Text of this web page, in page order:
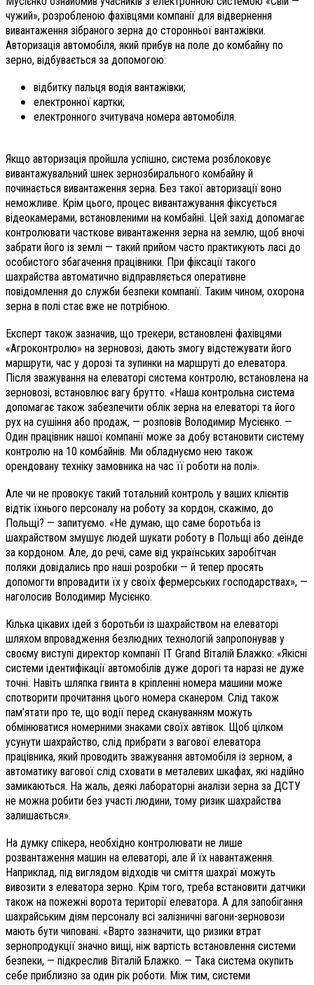
чужий», розробленою фахівцями компанії для відвернення
вивантаження зібраного зерна до сторонньої вантажівки.
Авторизація автомобіля, який прибув на поле до комбайну по
зерно, відбувається за допомогою:
відбитку пальця водія вантажівки;
електронної картки;
електронного зчитувача номера автомобіля.
Якщо авторизація пройшла успішно, система розблоковує
вивантажувальний шнек зернозбирального комбайну й
починається вивантаження зерна. Без такої авторизації воно
неможливе. Крім цього, процес вивантажування фіксується
відеокамерами, встановленими на комбайні. Цей захід допомагає
контролювати часткове вивантаження зерна на землю, щоб вночі
забрати його із землі — такий прийом часто практикують ласі до
особистого збагачення працівники. При фіксації такого
шахрайства автоматично відправляється оперативне
повідомлення до служби безпеки компанії. Таким чином, охорона
зерна в полі стає вже не потрібною.
Експерт також зазначив, що трекери, встановлені фахівцями
«Агроконтролю» на зерновозі, дають змогу відстежувати його
маршрути, час у дорозі та зупинки на маршруті до елеватора.
Після зважування на елеваторі система контролю, встановлена на
зерновозі, встановлює вагу брутто. «Наша контрольна система
допомагає також забезпечити облік зерна на елеваторі та його
рух на сушіння або продаж, — розповів Володимир Мусієнко. —
Один працівник нашої компанії може за добу встановити систему
контролю на 10 комбайнів. Ми обладнуємо нею також
орендовану техніку замовника на час її роботи на полі».
Але чи не провокує такий тотальний контроль у ваших клієнтів
відтік їхнього персоналу на роботу за кордон, скажімо, до
Польщі? — запитуємо. «Не думаю, що саме боротьба із
шахрайством змушує людей шукати роботу в Польщі або деінде
за кордоном. Але, до речі, саме від українських заробітчан
поляки довідались про наші розробки — й тепер просять
допомогти впровадити їх у своїх фермерських господарствах», —
наголосив Володимир Мусієнко.
Кілька цікавих ідей з боротьби із шахрайством на елеваторі
шляхом впровадження безлюдних технологій запропонував у
своєму виступі директор компанії IT Grand Віталій Блажко: «Якісні
системи ідентифікації автомобілів дуже дорогі та наразі не дуже
точні. Навіть шляпка гвинта в кріпленні номера машини може
спотворити прочитання цього номера сканером. Слід також
пам’ятати про те, що водії перед скануванням можуть
обмінюватися номерними знаками своїх автівок. Щоб цілком
усунути шахрайство, слід прибрати з вагової елеватора
працівника, який проводить зважування автомобіля із зерном, а
автоматику вагової слід сховати в металевих шкафах, які надійно
замикаються. На жаль, деякі лабораторні аналізи зерна за ДСТУ
не можна робити без участі людини, тому ризик шахрайства
залишається».
На думку спікера, необхідно контролювати не лише
розвантаження машин на елеваторі, але й їх навантаження.
Наприклад, під виглядом відходів чи сміття шахраї можуть
вивозити з елеватора зерно. Крім того, треба встановити датчики
також на пожежні ворота території елеватора. А для запобігання
шахрайським діям персоналу всі залізничні вагони-зерновози
мають бути чиповані. «Варто зазначити, що ризики втрат
зернопродукції значно вищі, ніж вартість встановлення системи
безпеки, — підкреслив Віталій Блажко. — Така система окупить
себе приблизно за один рік роботи. Між тим, системи